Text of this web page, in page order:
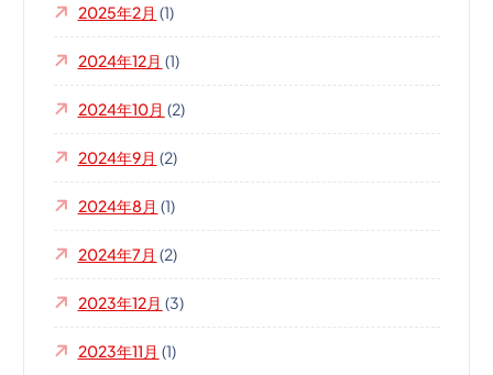
2025年2月 (1)
2024年12月 (1)
2024年10月 (2)
2024年9月 (2)
2024年8月 (1)
2024年7月 (2)
2023年12月 (3)
2023年11月 (1)